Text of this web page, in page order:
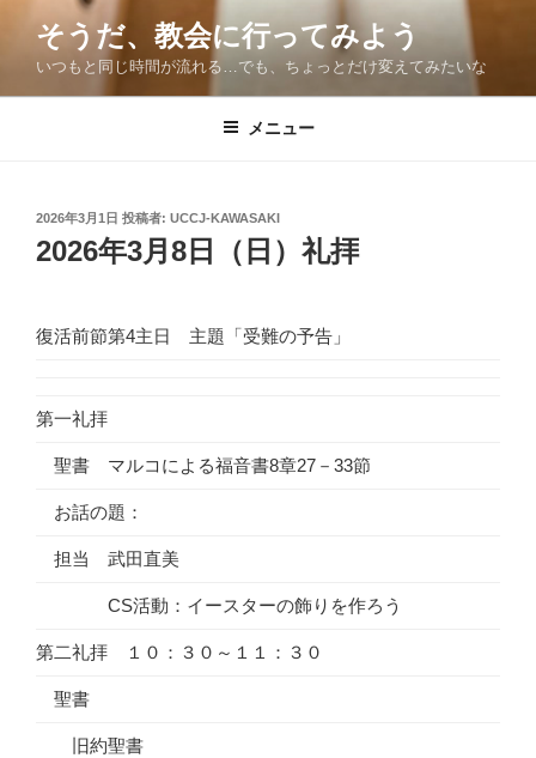
ン
そうだ、教会に行ってみよう
いつもと同じ時間が流れる…でも、ちょっとだけ変えてみたいな
メニュー
投
稿
日:
2026年3月1日 投稿者: UCCJ-KAWASAKI
2026年3月8日（日）礼拝
復活前節第4主日 主題「受難の予告」
第一礼拝
聖書 マルコによる福音書8章27－33節
お話の題：
担当 武田直美
CS活動：イースターの飾りを作ろう
第二礼拝 １０：３０～１１：３０
聖書
旧約聖書